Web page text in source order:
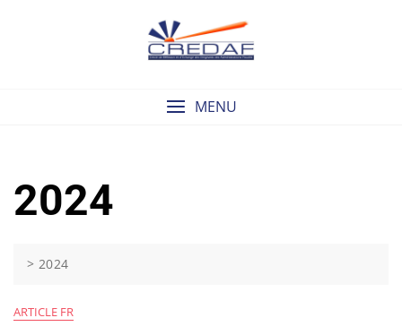
MENU
2024
> 2024
ARTICLE FR